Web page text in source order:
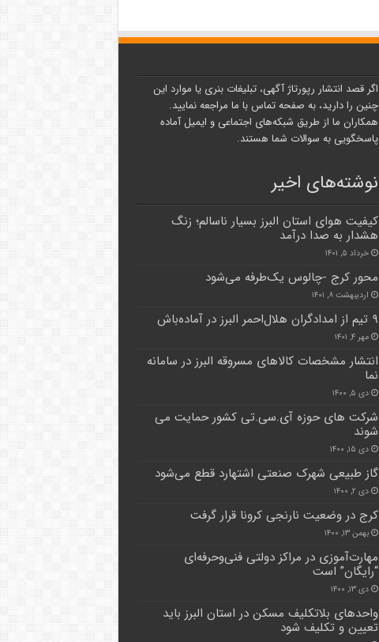
اگر قصد انتشار رپورتاژ آگهی، تبلیغات بنری یا موارد این
چنین را دارید، به صفحه تماس با ما مراجعه نمایید.
همکاران ما از طریق شبکه‌های اجتماعی و ایمیل آماده
پاسخگویی به سوالات شما هستند.
نوشته‌های اخیر
کیفیت هوای استان البرز بسیار ناسالم؛ زنگ
هشدار به صدا درآمد
خرداد ۵, ۱۴۰۱
محور کرج -چالوس یک‌طرفه می‌شود
اردیبهشت ۸, ۱۴۰۱
۹ تیم از امدادگران هلال‌احمر البرز در آماده‌باش
مهر ۴, ۱۴۰۱
انتشار مشخصات کالاهای مسروقه البرز در سامانه
نما
دی ۵, ۱۴۰۰
شرکت های حوزه آی.سی.تی کشور حمایت می
شوند
دی ۱۵, ۱۴۰۰
گاز طبیعی شهرک صنعتی اشتهارد قطع می‌شود
دی ۲, ۱۴۰۰
کرج در وضعیت نارنجی کرونا قرار گرفت
بهمن ۱۳, ۱۴۰۰
مهارت‌آموزی در مراکز دولتی فنی‌وحرفه‌ای
“رایگان” است
دی ۱۳, ۱۴۰۰
واحدهای بلاتکلیف مسکن در استان البرز باید
تعیین و تکلیف شود